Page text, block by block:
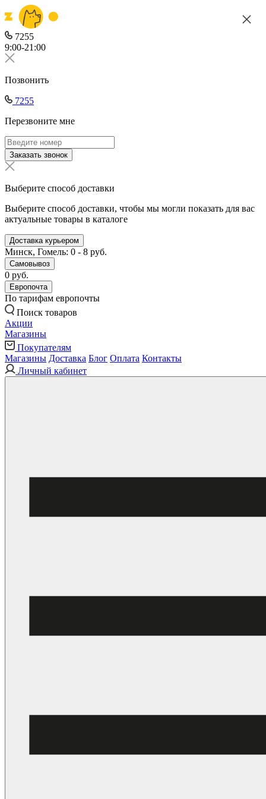
7255
9:00-21:00
Позвонить
7255
Перезвоните мне
Заказать звонок
Выберите способ доставки
Выберите способ доставки, чтобы мы могли показать для вас
актуальные товары в каталоге
Доставка курьером
Минск, Гомель: 0 - 8 руб.
Самовывоз
0 руб.
Европочта
По тарифам европочты
Поиск товаров
Акции
Магазины
Покупателям
Магазины Доставка Блог Оплата Контакты
Личный кабинет